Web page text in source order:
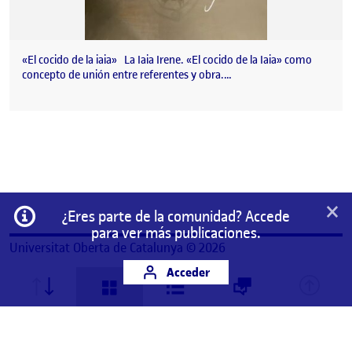
«El cocido de la iaia» La Iaia Irene. «El cocido de la Iaia» como
concepto de unión entre referentes y obra.…
Información
¿Eres parte de la comunidad? Accede
para ver más publicaciones.
Acceder
×
Universitat Oberta de Catalunya © 2026